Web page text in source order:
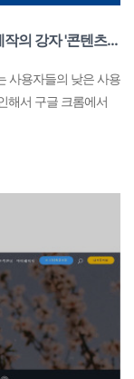
콘텐츠제작이 필요하다면? 이러닝 콘텐츠 제작의 강자 '콘텐츠랩스'
사용자들의 낮은 사용
해서 구글 크롬에서